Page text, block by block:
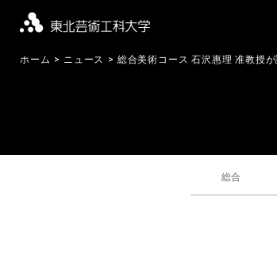
ホーム ニュース 総合美術コース 石沢惠理 准教授
総合